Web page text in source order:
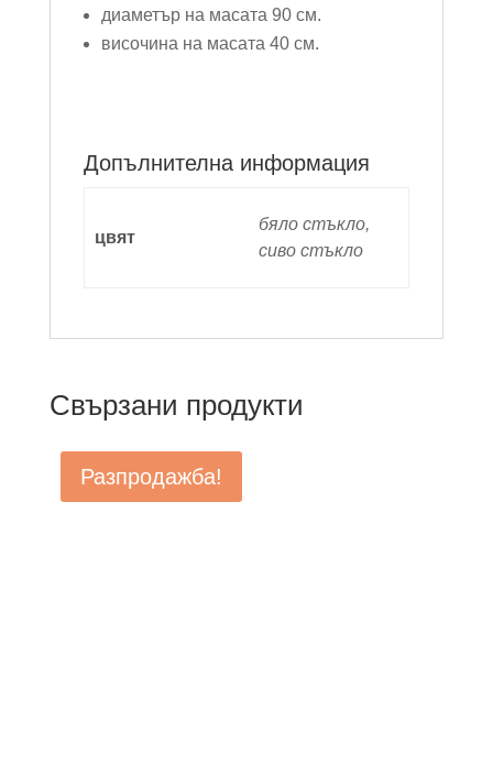
диаметър на масата 90 см.
височина на масата 40 см.
Допълнителна информация
цвят
бяло стъкло,
сиво стъкло
Свързани продукти
Разпродажба!